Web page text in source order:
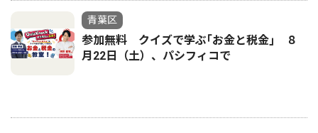
青葉区
参加無料 クイズで学ぶ｢お金と税金｣ ８
月22日（土）、パシフィコで